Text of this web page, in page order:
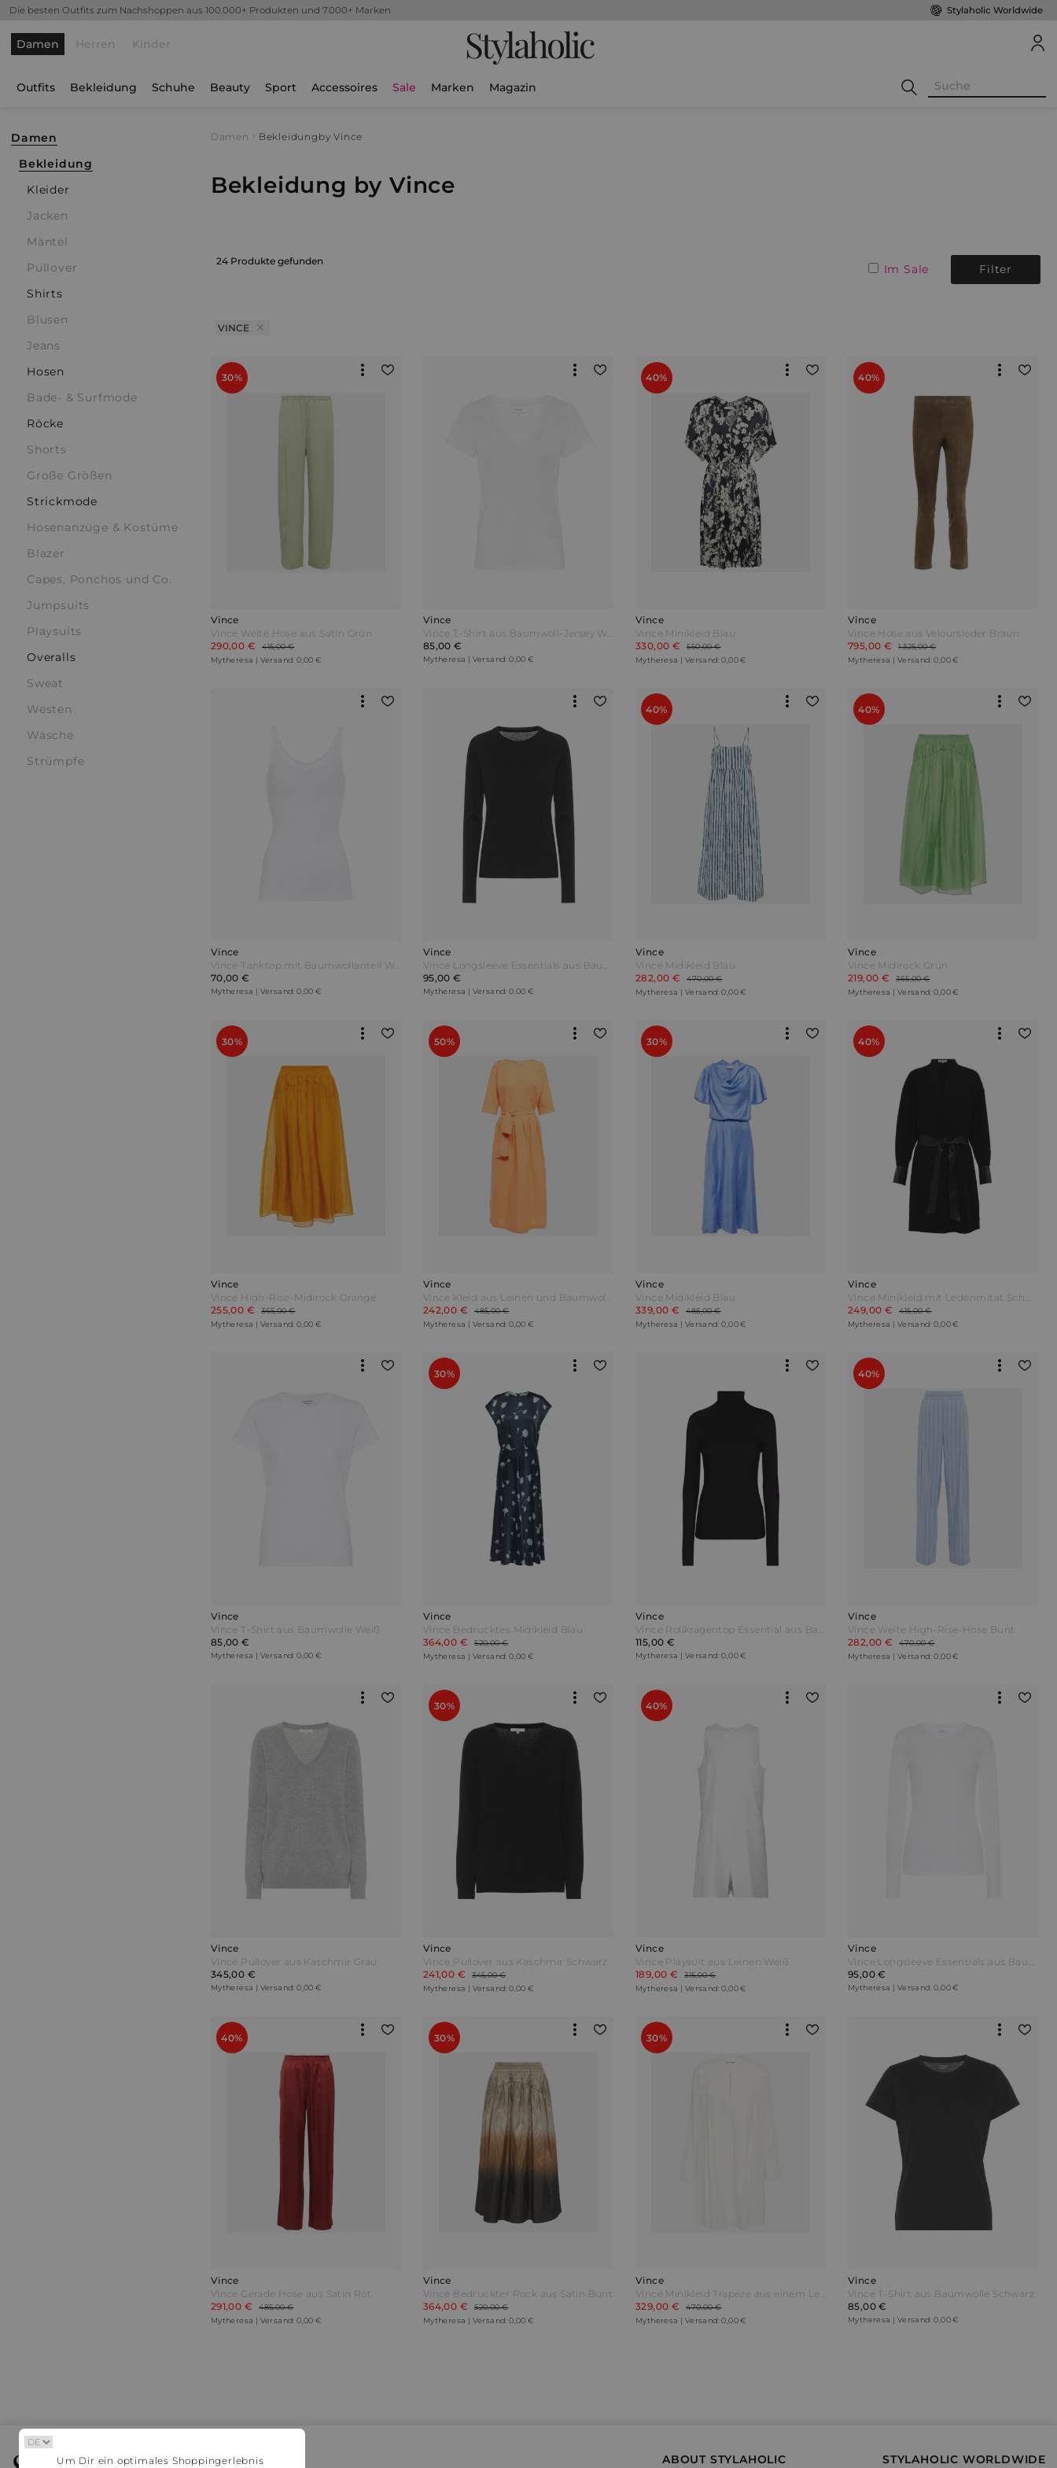
Die besten Outfits zum Nachshoppen aus 100.000+ Produkten und 7.000+ Marken Stylaholic Worldwide
Damen Herren Kinder Stylaholic
Outfits Bekleidung Schuhe Beauty Sport Accessoires Sale Marken Magazin
Damen
Bekleidung
Kleider
Jacken
Mäntel
Pullover
Shirts
Blusen
Jeans
Hosen
Bade- & Surfmode
Röcke
Shorts
Große Größen
Strickmode
Hosenanzüge & Kostüme
Blazer
Capes, Ponchos und Co.
Jumpsuits
Playsuits
Overalls
Sweat
Westen
Wäsche
Strümpfe
Damen Bekleidung by Vince
Bekleidung by Vince
24 Produkte gefunden
Im Sale Filter
VINCE
30%
Vince
Vince Weite Hose aus Satin Grün
290,00 €
415,00 €
Mytheresa | Versand: 0,00 €
Vince
Vince T-Shirt aus Baumwoll-Jersey Weiß
85,00 €
Mytheresa | Versand: 0,00 €
40%
Vince
Vince Minikleid Blau
330,00 €
550,00 €
Mytheresa | Versand: 0,00 €
40%
Vince
Vince Hose aus Veloursleder Braun
795,00 €
1.325,00 €
Mytheresa | Versand: 0,00 €
Vince
Vince Tanktop mit Baumwollanteil Weiß
70,00 €
Mytheresa | Versand: 0,00 €
Vince
Vince Longsleeve Essentials aus Baumwolle Schwarz
95,00 €
Mytheresa | Versand: 0,00 €
40%
Vince
Vince Midikleid Blau
282,00 €
470,00 €
Mytheresa | Versand: 0,00 €
40%
Vince
Vince Midirock Grün
219,00 €
365,00 €
Mytheresa | Versand: 0,00 €
30%
Vince
Vince High-Rise-Midirock Orange
255,00 €
365,00 €
Mytheresa | Versand: 0,00 €
50%
Vince
Vince Kleid aus Leinen und Baumwolle Orange
242,00 €
485,00 €
Mytheresa | Versand: 0,00 €
30%
Vince
Vince Midikleid Blau
339,00 €
485,00 €
Mytheresa | Versand: 0,00 €
40%
Vince
Vince Minikleid mit Lederimitat Schwarz
249,00 €
415,00 €
Mytheresa | Versand: 0,00 €
Vince
Vince T-Shirt aus Baumwolle Weiß
85,00 €
Mytheresa | Versand: 0,00 €
30%
Vince
Vince Bedrucktes Midikleid Blau
364,00 €
520,00 €
Mytheresa | Versand: 0,00 €
Vince
Vince Rollkragentop Essential aus Baumwolle Schwarz
115,00 €
Mytheresa | Versand: 0,00 €
40%
Vince
Vince Weite High-Rise-Hose Bunt
282,00 €
470,00 €
Mytheresa | Versand: 0,00 €
Vince
Vince Pullover aus Kaschmir Grau
345,00 €
Mytheresa | Versand: 0,00 €
30%
Vince
Vince Pullover aus Kaschmir Schwarz
241,00 €
345,00 €
Mytheresa | Versand: 0,00 €
40%
Vince
Vince Playsuit aus Leinen Weiß
189,00 €
315,00 €
Mytheresa | Versand: 0,00 €
Vince
Vince Longsleeve Essentials aus Baumwolle Weiß
95,00 €
Mytheresa | Versand: 0,00 €
40%
Vince
Vince Gerade Hose aus Satin Rot
291,00 €
485,00 €
Mytheresa | Versand: 0,00 €
30%
Vince
Vince Bedruckter Rock aus Satin Bunt
364,00 €
520,00 €
Mytheresa | Versand: 0,00 €
30%
Vince
Vince Minikleid Trapeze aus einem Leinengemisch Weiß
329,00 €
470,00 €
Mytheresa | Versand: 0,00 €
Vince
Vince T-Shirt aus Baumwolle Schwarz
85,00 €
Mytheresa | Versand: 0,00 €
ABOUT STYLAHOLIC STYLAHOLIC WORLDWIDE
Um Dir ein optimales Shoppingerlebnis